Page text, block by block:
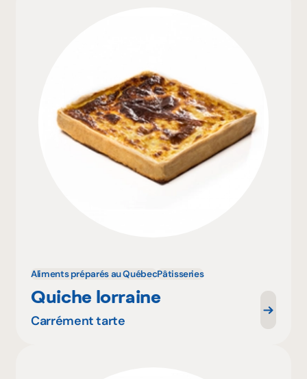
Aliments préparés au QuébecPâtisseries
Quiche lorraine
Carrément tarte